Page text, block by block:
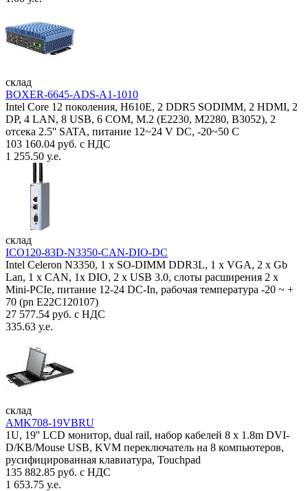
склад
BOXER-6645-ADS-A1-1010
Intel Core 12 поколения, H610E, 2 DDR5 SODIMM, 2 HDMI, 2
DP, 4 LAN, 8 USB, 6 COM, M.2 (E2230, M2280, B3052), 2
отсека 2.5'' SATA, питание 12~24 V DC, -20~50 C
103 160.04 руб. с НДС
1 255.50 у.е.
склад
ICO120-83D-N3350-CAN-DIO-DC
Intel Celeron N3350, 1 х SO-DIMM DDR3L, 1 х VGA, 2 x Gb
Lan, 1 х CAN, 1x DIO, 2 х USB 3.0, слоты расширения 2 x
Mini-PCIe, питание 12-24 DC-In, рабочая температура -20 ~ +
70 (pn E22C120107)
27 577.54 руб. с НДС
335.63 у.е.
склад
AMK708-19VBRU
1U, 19'' LCD монитор, dual rail, набор кабелей 8 x 1.8m DVI-
D/KB/Mouse USB, KVM переключатель на 8 компьютеров,
русифицированная клавиатура, Touchpad
135 882.85 руб. с НДС
1 653.75 у.е.